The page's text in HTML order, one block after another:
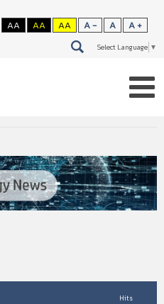
AA AA AA A - A A +
Select Language ▼
Hits